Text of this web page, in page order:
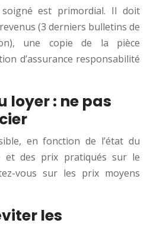
est primordial. Il doit
(3 derniers bulletins de
une copie de la pièce
d’assurance responsabilité
loyer : ne pas
en fonction de l’état du
et des prix pratiqués sur le
vous sur les prix moyens
les